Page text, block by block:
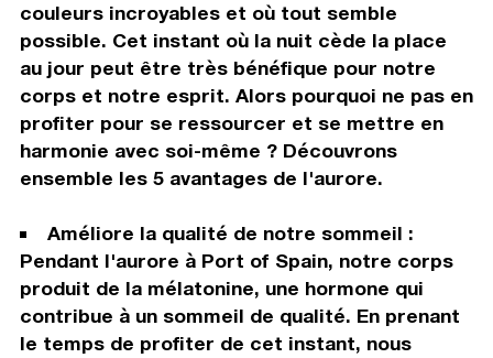
couleurs incroyables et où tout semble
possible. Cet instant où la nuit cède la place
au jour peut être très bénéfique pour notre
corps et notre esprit. Alors pourquoi ne pas en
profiter pour se ressourcer et se mettre en
harmonie avec soi-même ? Découvrons
ensemble les 5 avantages de l'aurore.
Améliore la qualité de notre sommeil :
Pendant l'aurore à Port of Spain, notre corps
produit de la mélatonine, une hormone qui
contribue à un sommeil de qualité. En prenant
le temps de profiter de cet instant, nous